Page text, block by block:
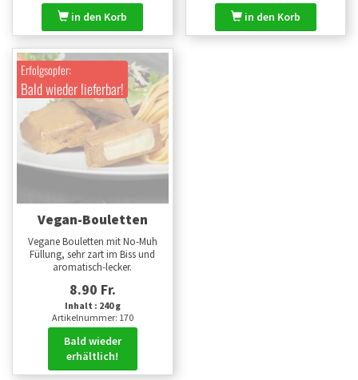
in den Korb in den Korb
Erfolgsopfer:
Bald wieder lieferbar!
Vegan-Bouletten
Vegane Bouletten mit No-Muh
Füllung, sehr zart im Biss und
aromatisch-lecker.
8.90 Fr.
Inhalt : 240 g
Artikelnummer: 170
Bald wieder
erhältlich!